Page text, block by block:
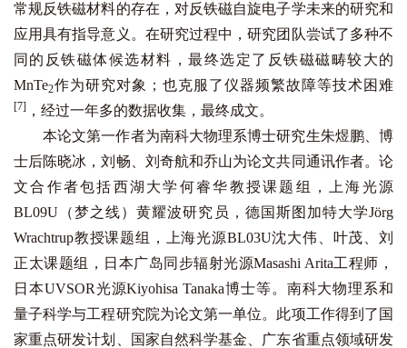
常规反铁磁材料的存在，对反铁磁自旋电子学未来的研究和
应用具有指导意义。在研究过程中，研究团队尝试了多种不
同的反铁磁体候选材料，最终选定了反铁磁磁畴较大的
MnTe2作为研究对象；也克服了仪器频繁故障等技术困难
[7] ，经过一年多的数据收集，最终成文。
本论文第一作者为南科大物理系博士研究生朱煜鹏、博
士后陈晓冰，刘畅、刘奇航和乔山为论文共同通讯作者。论
文合作者包括西湖大学何睿华教授课题组，上海光源
BL09U（梦之线）黄耀波研究员，德国斯图加特大学Jörg
Wrachtrup教授课题组，上海光源BL03U沈大伟、叶茂、刘
正太课题组，日本广岛同步辐射光源Masashi Arita工程师，
日本UVSOR光源Kiyohisa Tanaka博士等。南科大物理系和
量子科学与工程研究院为论文第一单位。此项工作得到了国
家重点研发计划、国家自然科学基金、广东省重点领域研发